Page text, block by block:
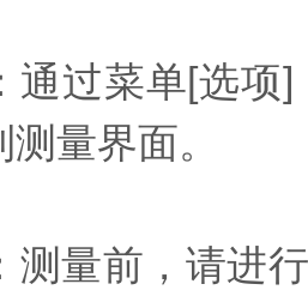
菜单[选项]
量界面。
前，请进行